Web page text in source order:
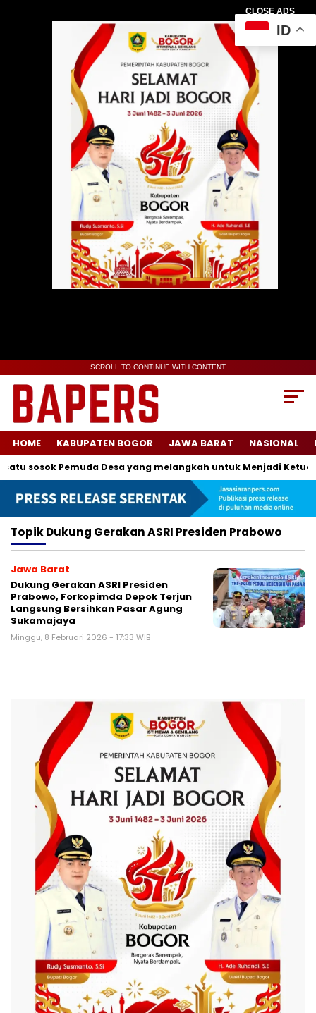
CLOSE ADS
SCROLL TO CONTINUE WITH CONTENT
HOME KABUPATEN BOGOR JAWA BARAT NASIONAL
sosok Pemuda Desa yang melangkah untuk Menjadi Ketua
TopikDukung Gerakan ASRI Presiden Prabowo
Jawa Barat
Dukung Gerakan ASRI Presiden
Prabowo, Forkopimda Depok Terjun
Langsung Bersihkan Pasar Agung
Sukamajaya
Minggu, 8 Februari 2026 - 17:33 WIB
ID